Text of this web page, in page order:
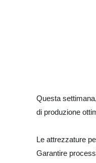
Questa
di produzione
Le attrezzature
Garantire